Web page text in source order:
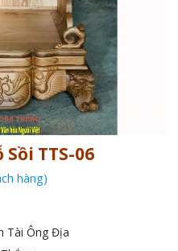
TTS-06
hàng)
Tài Ông Địa